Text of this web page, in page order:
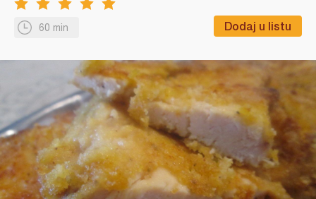
60 min Dodaj u listu